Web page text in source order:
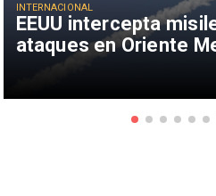
EEUU intercepta
ataques en Oriente
INTERNACIONAL